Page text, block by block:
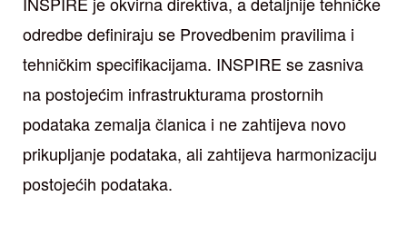
odredbe definiraju se Provedbenim pravilima i
tehničkim specifikacijama. INSPIRE se zasniva
na postojećim infrastrukturama prostornih
podataka zemalja članica i ne zahtijeva novo
prikupljanje podataka, ali zahtijeva harmonizaciju
postojećih podataka.